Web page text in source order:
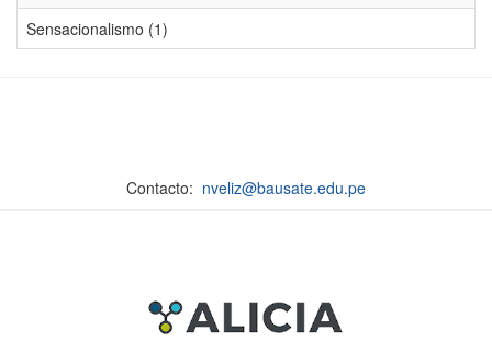
Sensacionalismo (1)
Contacto: nveliz@bausate.edu.pe